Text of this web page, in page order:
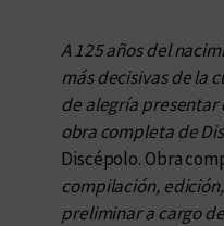
A 125 años del
más decisivas de la
de alegría presentar
obra completa de
Discépolo. Obra
compilación,
preliminar a cargo